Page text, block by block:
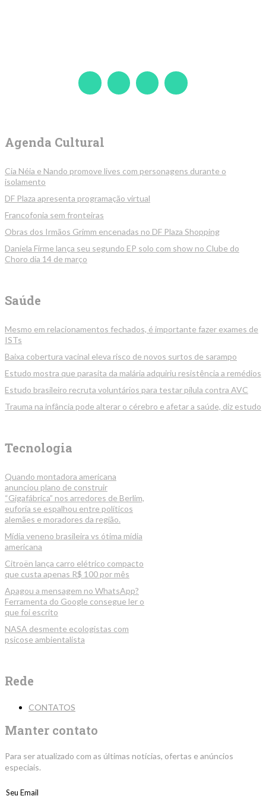
Agenda Cultural
Cia Néia e Nando promove lives com personagens durante o
isolamento
DF Plaza apresenta programação virtual
Francofonia sem fronteiras
Obras dos Irmãos Grimm encenadas no DF Plaza Shopping
Daniela Firme lança seu segundo EP solo com show no Clube do
Choro dia 14 de março
Saúde
Mesmo em relacionamentos fechados, é importante fazer exames de
ISTs
Baixa cobertura vacinal eleva risco de novos surtos de sarampo
Estudo mostra que parasita da malária adquiriu resistência a remédios
Estudo brasileiro recruta voluntários para testar pílula contra AVC
Trauma na infância pode alterar o cérebro e afetar a saúde, diz estudo
Tecnologia
Quando montadora americana
anunciou plano de construir
“Gigafábrica” nos arredores de Berlim,
euforia se espalhou entre políticos
alemães e moradores da região.
Mídia veneno brasileira vs ótima mídia
americana
Citroën lança carro elétrico compacto
que custa apenas R$ 100 por mês
Apagou a mensagem no WhatsApp?
Ferramenta do Google consegue ler o
que foi escrito
NASA desmente ecologistas com
psicose ambientalista
Rede
CONTATOS
Manter contato
Para ser atualizado com as últimas notícias, ofertas e anúncios
especiais.